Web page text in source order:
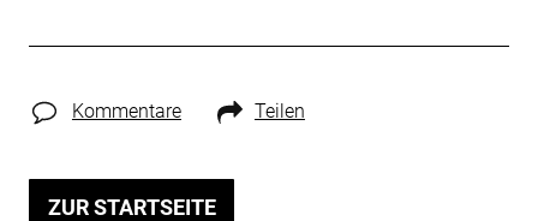
Kommentare Teilen
ZUR STARTSEITE